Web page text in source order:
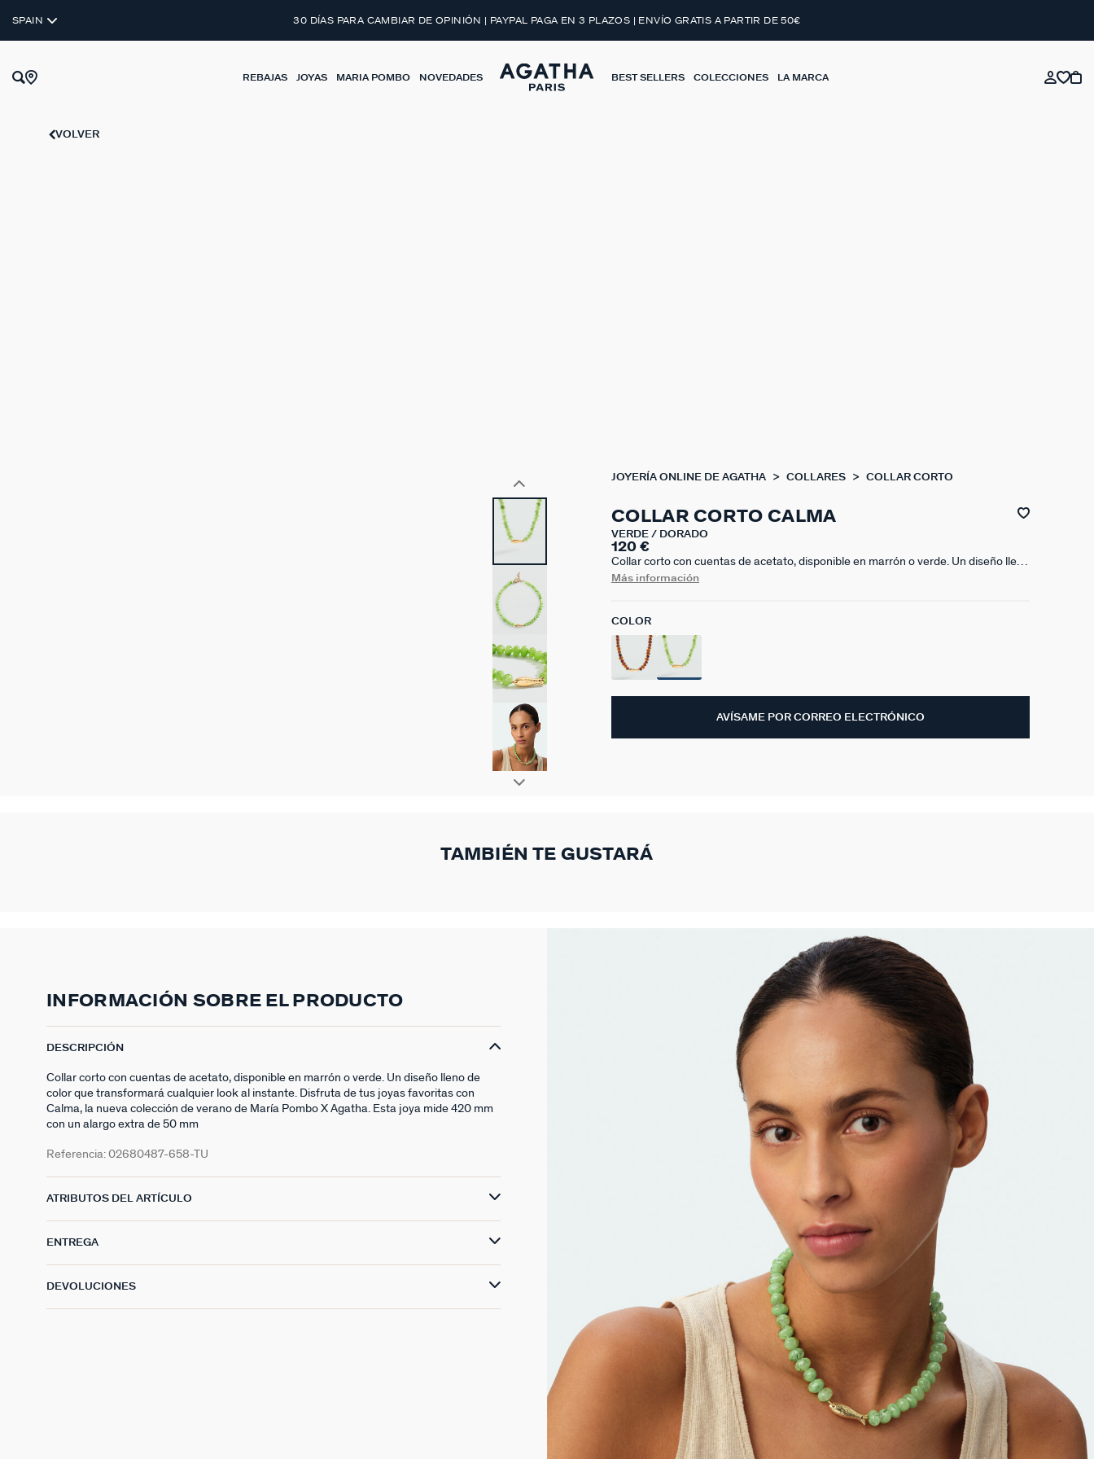
SPAIN 30 DÍAS PARA CAMBIAR DE OPINIÓN | PAYPAL PAGA EN 3 PLAZOS | ENVÍO GRATIS A PARTIR DE 50€
REBAJAS JOYAS MARIA POMBO NOVEDADES BEST SELLERS COLECCIONES LA MARCA
VOLVER
JOYERÍA ONLINE DE AGATHA COLLARES COLLAR CORTO
COLLAR CORTO CALMA
VERDE / DORADO
120 €
Collar corto con cuentas de acetato, disponible en marrón o verde. Un diseño lleno
de color que transformará cualquier look al instante. Disfruta de tus joyas
Más información
COLOR
AVÍSAME POR CORREO ELECTRÓNICO
TAMBIÉN TE GUSTARÁ
INFORMACIÓN SOBRE EL PRODUCTO
DESCRIPCIÓN
Collar corto con cuentas de acetato, disponible en marrón o verde. Un diseño lleno de
color que transformará cualquier look al instante. Disfruta de tus joyas favoritas con
Calma, la nueva colección de verano de María Pombo X Agatha. Esta joya mide 420 mm
con un alargo extra de 50 mm
Referencia: 02680487-658-TU
ATRIBUTOS DEL ARTÍCULO
ENTREGA
DEVOLUCIONES